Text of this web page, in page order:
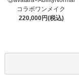
コラボワンメイク
220,000円(税込)